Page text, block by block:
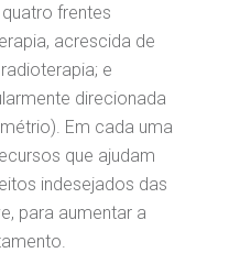
médico
frentes
acrescida de
e
direcionada
Em cada uma
que ajudam
indesejados das
para aumentar a